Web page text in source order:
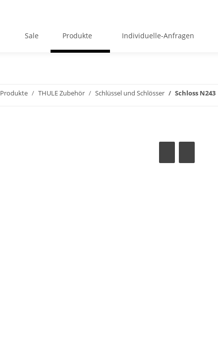
Sale Produkte Individuelle-Anfragen
Produkte THULE Zubehör Schlüssel und Schlösser Schloss N243